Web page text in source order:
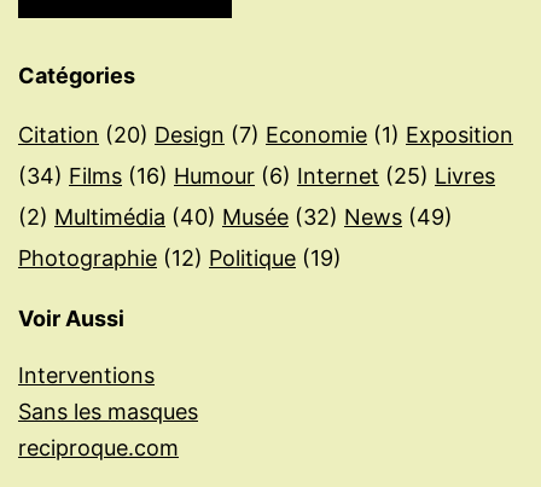
Catégories
Citation (20) Design (7) Economie (1) Exposition
(34) Films (16) Humour (6) Internet (25) Livres
(2) Multimédia (40) Musée (32) News (49)
Photographie (12) Politique (19)
Voir Aussi
Interventions
Sans les masques
reciproque.com